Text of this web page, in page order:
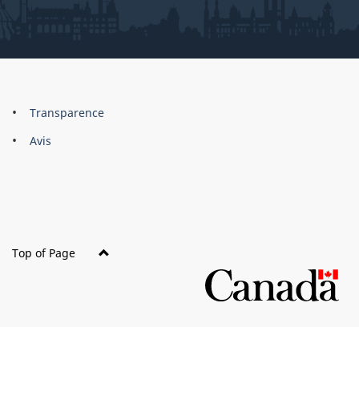
About
this
Brand
Transparence
Avis
Top of Page